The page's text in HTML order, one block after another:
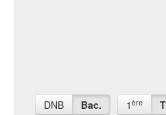
DNB Bac. 1 ère T